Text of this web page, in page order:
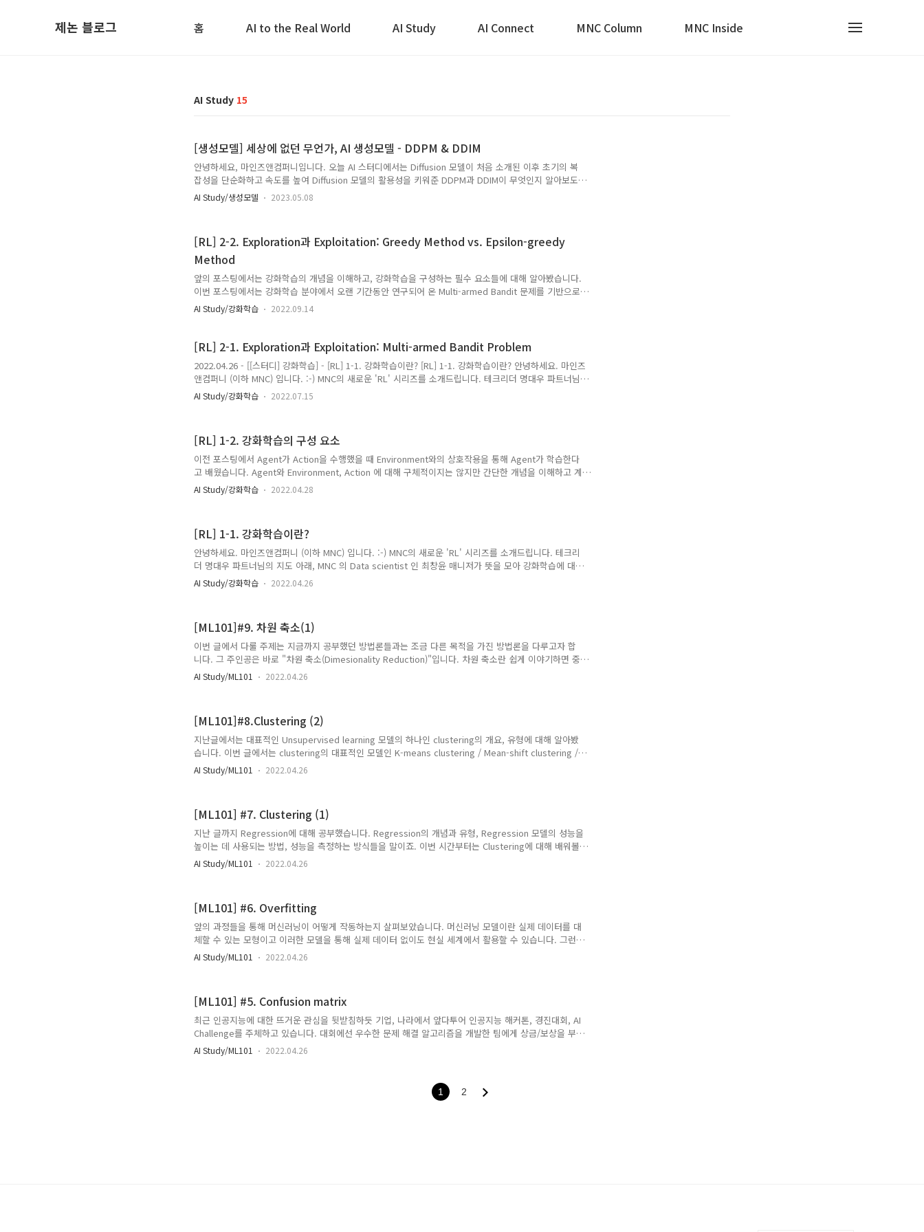
제논 블로그 홈 AI to the Real World AI Study AI Connect MNC Column MNC Inside
AI Study 15
[생성모델] 세상에 없던 무언가, AI 생성모델 - DDPM & DDIM
안녕하세요, 마인즈앤컴퍼니입니다. 오늘 AI 스터디에서는 Diffusion 모델이 처음 소개된 이후 초기의 복
잡성을 단순화하고 속도를 높여 Diffusion 모델의 활용성을 키워준 DDPM과 DDIM이 무엇인지 알아보도
록 하겠습니다. 초기 Diffusion 모델이 복잡했던 이유는 복잡한 loss function 수식 때문인데요. 이를 단
순화한 방법을 설명하려면 수식에 대한 이해가 필요할 수밖에 없는 부분이 있습니다. 각 모델의 개선점에
상우 매니저 집/검수 - 마인즈앤컴퍼니 AI Connect..
AI Study/생성모델 2023.05.08
[RL] 2-2. Exploration과 Exploitation: Greedy Method vs. Epsilon-greedy
Method
앞의 포스팅에서는 강화학습의 개념을 이해하고, 강화학습을 구성하는 필수 요소들에 대해 알아봤습니다.
이번 포스팅에서는 강화학습 분야에서 오랜 기간동안 연구되어 온 Multi-armed Bandit 문제를 기반으로
Exploration과 Exploitation에 대해 살펴보려고 합니다. Multi-armed Bandit 문제에 대해 설명하고 이
문제를 구현하여 Exploration과 Exploitation 에 대해 설명드리겠습니다. 본 포스팅에서 다루는 설명은
Method Exploitation을 하기 위해서 우리는 행동에 대한 평가가 필요합니다. 이 평가는 이전 포스팅에서
배운 Value라는..
AI Study/강화학습 2022.09.14
[RL] 2-1. Exploration과 Exploitation: Multi-armed Bandit Problem
2022.04.26 - [[스터디] 강화학습] - [RL] 1-1. 강화학습이란? [RL] 1-1. 강화학습이란? 안녕하세요. 마인즈
앤컴퍼니 (이하 MNC) 입니다. :-) MNC의 새로운 'RL' 시리즈를 소개드립니다. 테크리더 명대우 파트너님
의 지도 아래, MNC 의 Data scientist 인 최창윤 매니저가 뜻을 모아 강화학습에 blog.mnc.ai
2022.04.28 - [[스터디] 강화학습] - [RL] 1-2. 강화학습의 구성 요소 [RL] 1-2. 강화학습의 구성 요소 이전
AI Study/강화학습 2022.07.15
[RL] 1-2. 강화학습의 구성 요소
이전 포스팅에서 Agent가 Action을 수행했을 때 Environment와의 상호작용을 통해 Agent가 학습한다
고 배웠습니다. Agent와 Environment, Action 에 대해 구체적이지는 않지만 간단한 개념을 이해하고 계
실텐데요. 본 포스팅에서는 강화학습을 이해하기 위해 필요한 추가적인 개념들을 간단히 살펴보고 Atari
게임에 그 개념을 도입해볼 것입니다. 이 포스팅은 각 개념들을 자세히 이해하기 위한 것이 아닙니다. 각
Value Function Model of ..
AI Study/강화학습 2022.04.28
[RL] 1-1. 강화학습이란?
안녕하세요. 마인즈앤컴퍼니 (이하 MNC) 입니다. :-) MNC의 새로운 'RL' 시리즈를 소개드립니다. 테크리
더 명대우 파트너님의 지도 아래, MNC 의 Data scientist 인 최창윤 매니저가 뜻을 모아 강화학습에 대
해 연구를 진행하고 있습니다. 몇년 전부터 강화학습에 대한 공부를 해왔지만 내용을 정리하지 않아 다시
공부하는 경우가 많았는데요! 이번 연구를 진행하면서 정리할 필요성을 느꼈고, 해당 내용들을 블로그에
는 영역이 존재하고 이러한 상황에서도 제품을 효과적으로 검사하기 위해 그리퍼가 달..
AI Study/강화학습 2022.04.26
[ML101]#9. 차원 축소(1)
이번 글에서 다룰 주제는 지금까지 공부했던 방법론들과는 조금 다른 목적을 가진 방법론을 다루고자 합
니다. 그 주인공은 바로 "차원 축소(Dimesionality Reduction)"입니다. 차원 축소란 쉽게 이야기하면 중
요한 변수들을 취하여 우리가 다루는 변수의 수를 줄이는 프로세스입니다. [ML101-#1. Machine
Learning?] 을 통해 차원 축소에 대해서 개괄적으로 소개를 해드렸는데요, 조금 더 자세히 살펴보도록 하
면 이 차원을 왜 축소시켜야 하는 것일까요? 반대로, 차원이 ..
AI Study/ML101 2022.04.26
[ML101]#8.Clustering (2)
지난글에서는 대표적인 Unsupervised learning 모델의 하나인 clustering의 개요, 유형에 대해 알아봤
습니다. 이번 글에서는 clustering의 대표적인 모델인 K-means clustering / Mean-shift clustering /
DBSCAN (Density-based spatial clustering of applications with noise) / EM clustering using
Gaussian mixture 에 대해서 좀 더 자세히 알아보고자 합니다. 1. K-means clustering K-means
AI Study/ML101 2022.04.26
[ML101] #7. Clustering (1)
지난 글까지 Regression에 대해 공부했습니다. Regression의 개념과 유형, Regression 모델의 성능을
높이는 데 사용되는 방법, 성능을 측정하는 방식들을 말이죠. 이번 시간부터는 Clustering에 대해 배워볼
예정입니다. [ML101] #1. Machine Learning? 에서 Machine Learning을 크게 Supervised Learning,
Unsupervised Learning, Reinforcement Learning 으로 구분할 수 있다는 내용 기억하시나요? 지난
AI Study/ML101 2022.04.26
[ML101] #6. Overfitting
앞의 과정들을 통해 머신러닝이 어떻게 작동하는지 살펴보았습니다. 머신러닝 모델이란 실제 데이터를 대
체할 수 있는 모형이고 이러한 모델을 통해 실제 데이터 없이도 현실 세계에서 활용할 수 있습니다. 그런
데 이 모델은 정교해지기 위해 복잡하게 만들면 학습한 데이터와 조금만 다른 데이터가 들어와도 큰 오차
를 만들 수 있고, 반대의 경우는 변수들과의 관계를 충분히 설명할 수 없게 되는 Trade-off 문제가 발생하
할 때 가장 높은 점수를 받는 방법은 나에게 주어진 총알..
AI Study/ML101 2022.04.26
[ML101] #5. Confusion matrix
최근 인공지능에 대한 뜨거운 관심을 뒷받침하듯 기업, 나라에서 앞다투어 인공지능 해커톤, 경진대회, AI
Challenge를 주체하고 있습니다. 대회에선 우수한 문제 해결 알고리즘을 개발한 팀에게 상금/보상을 부여
하죠. 그렇다면 "우수한 알고리즘" 은 어떻게 선정되는 걸까요? 보통 인공지능 경진대회에선 문제별 평가
지표를 함께 공개하며, 평가지표에 따라 높은 예측도를 가진 모델을 우수한 알고리즘으로 선정합니다. 인
렇다면 평가 척도는 어떤 유형이 있으며, 어떻게 계산되는 걸까요? 모델을 평가하기 위한 평가 척도
(Evaluation Metric)에는 크게 분류(Classification) 척도와 예측(Regr..
AI Study/ML101 2022.04.26
1 2